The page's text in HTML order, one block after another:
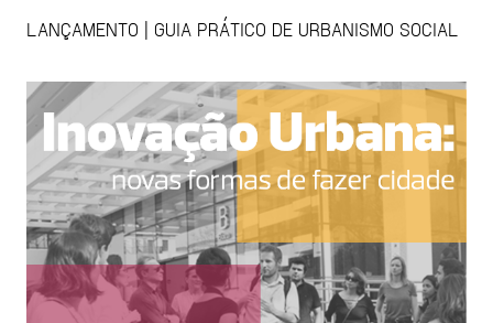
LANÇAMENTO | GUIA PRÁTICO DE URBANISMO SOCIAL